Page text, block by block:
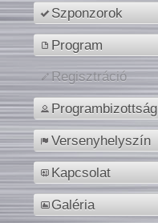
Szponzorok
Program
Regisztráció
Programbizottság
Versenyhelyszín
Kapcsolat
Galéria